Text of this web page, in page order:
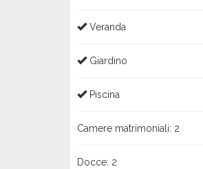
Veranda
Giardino
Piscina
Camere matrimoniali: 2
Docce: 2